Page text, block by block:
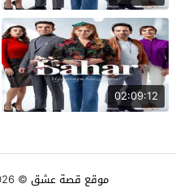
02:09:12
موقع قصة عشق © 2026 جميع الحقوق محفوظة.